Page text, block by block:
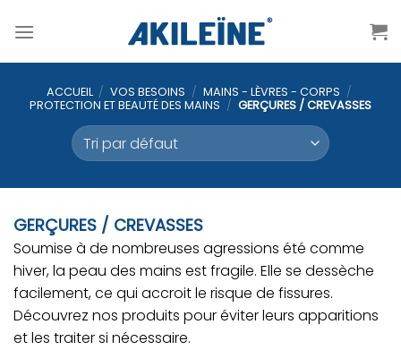
au
ACCUEIL / VOS BESOINS / MAINS - LÈVRES - CORPS /
PROTECTION ET BEAUTÉ DES MAINS / GERÇURES / CREVASSES
GERÇURES / CREVASSES
Soumise à de nombreuses agressions été comme
hiver, la peau des mains est fragile. Elle se dessèche
facilement, ce qui accroit le risque de fissures.
Découvrez nos produits pour éviter leurs apparitions
et les traiter si nécessaire.